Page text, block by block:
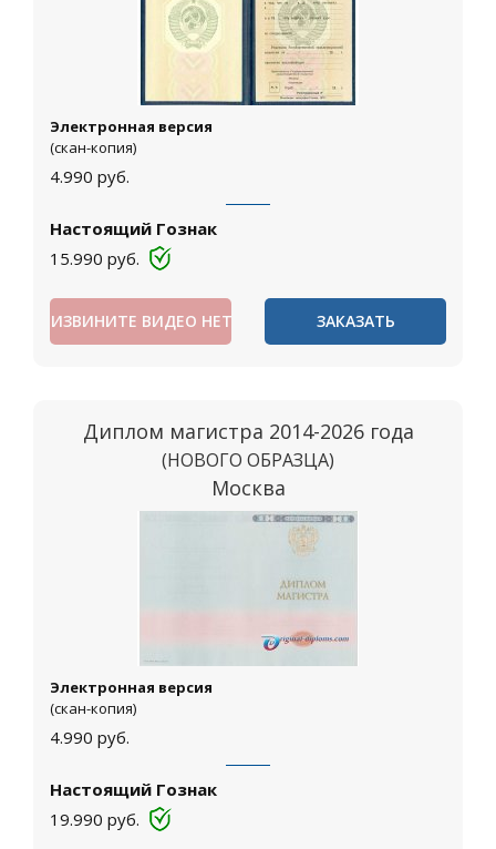
Электронная версия
(скан-копия)
4.990 руб.
Настоящий Гознак
15.990 руб.
ИЗВИНИТЕ ВИДЕО НЕТ ЗАКАЗАТЬ
Диплом магистра 2014-2026 года
(НОВОГО ОБРАЗЦА)
Москва
Электронная версия
(скан-копия)
4.990 руб.
Настоящий Гознак
19.990 руб.